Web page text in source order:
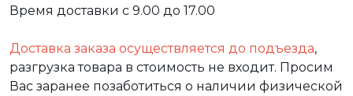
Время доставки с 9.00 до 17.00
Доставка заказа осуществляется до подъезда,
разгрузка товара в стоимость не входит. Просим
Вас заранее позаботиться о наличии физической